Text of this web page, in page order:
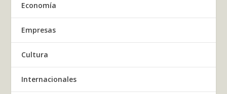
Economía
Empresas
Cultura
Internacionales